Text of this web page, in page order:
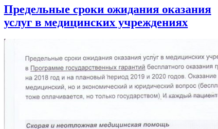
Предельные сроки ожидания оказания
услуг в медицинских учреждениях